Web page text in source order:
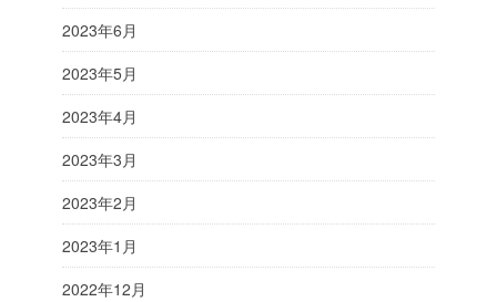
2023年6月
2023年5月
2023年4月
2023年3月
2023年2月
2023年1月
2022年12月